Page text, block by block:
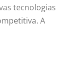
tecnologias
A